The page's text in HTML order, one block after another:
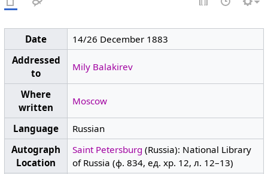
Date
14/26 December 1883
Addressed
to
Mily Balakirev
Where
written
Moscow
Language
Russian
Autograph
Location
Saint Petersburg (Russia): National Library
of Russia (ф. 834, ед. хр. 12, л. 12–13)